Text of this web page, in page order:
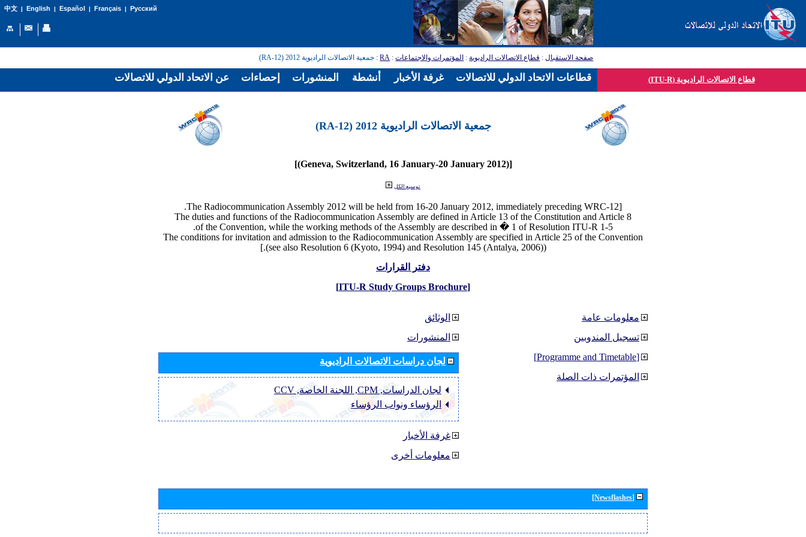
中文| English | Español | Français| Русский
صفحة الاستقبال: قطاع الاتصالات الراديوية: المؤتمرات والاجتماعات:
RA: جمعية الاتصالات الراديوية 2012 (RA-12)
قطاع الاتصالات الراديوية (ITU-R)
جمعية الاتصالات الراديوية 2012 (RA-12)
[(Geneva, Switzerland, 16 January-20 January 2012)]
توسيع الكل
[The Radiocommunication Assembly 2012 will be held from 16-20 January 2012, immediately preceding WRC-12.
The duties and functions of the Radiocommunication Assembly are defined in Article 13 of the Constitution and Article 8
of the Convention, while the working methods of the Assembly are described in � 1 of Resolution ITU-R 1-5.
The conditions for invitation and admission to the Radiocommunication Assembly are specified in Article 25 of the Convention
(see also Resolution 6 (Kyoto, 1994) and Resolution 145 (Antalya, 2006)).]
دفتر القرارات
[ITU-R Study Groups Brochure]
الوثائق
المنشورات
لجان دراسات الاتصالات الراديوية
لجان الدراسات, CPM, اللجنة الخاصة, CCV
الرؤساء ونواب الرؤساء
غرفة الأخبار
معلومات أخرى
معلومات عامة
تسجيل المندوبين
[Programme and Timetable]
المؤتمرات ذات الصلة
[Newsflashes]
عن الاتحاد الدولي للاتصالات إحصاءات المنشورات أنشطة غرفة الأخبار قطاعات الاتحاد الدولي للاتصالات